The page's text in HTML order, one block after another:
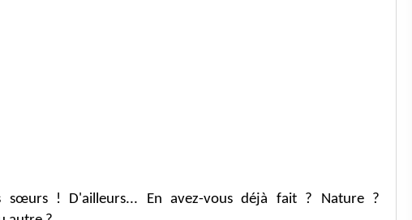
sœurs! D'ailleurs... En avez-vous déjà fait ? Nature ?